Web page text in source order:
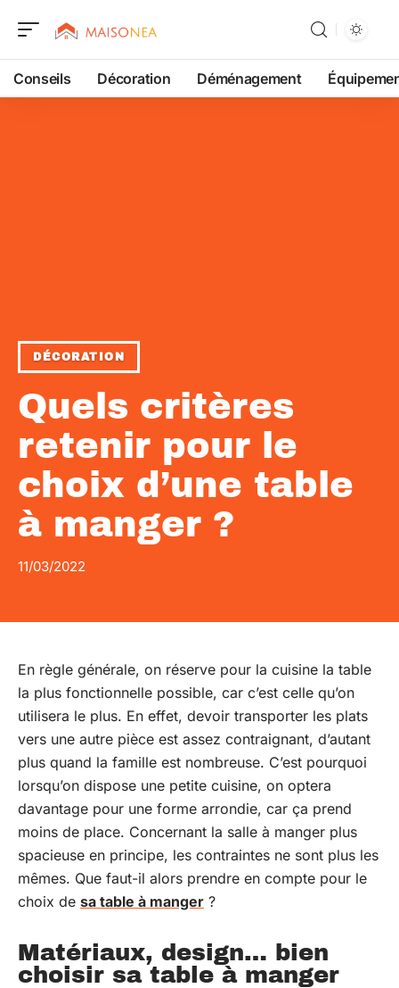
Conseils Décoration Déménagement
DÉCORATION
Quels critères
retenir pour le
choix d’une table
à manger ?
11/03/2022
En règle générale, on réserve pour la cuisine la table
la plus fonctionnelle possible, car c’est celle qu’on
utilisera le plus. En effet, devoir transporter les plats
vers une autre pièce est assez contraignant, d’autant
plus quand la famille est nombreuse. C’est pourquoi
lorsqu’on dispose une petite cuisine, on optera
davantage pour une forme arrondie, car ça prend
moins de place. Concernant la salle à manger plus
spacieuse en principe, les contraintes ne sont plus les
mêmes. Que faut-il alors prendre en compte pour le
choix de sa table à manger ?
Matériaux, design… bien
choisir sa table à manger